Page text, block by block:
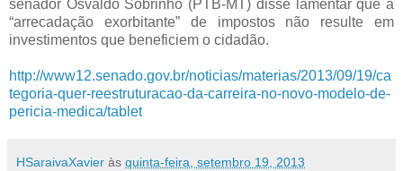
senador Osvaldo Sobrinho (PTB-MT) disse lamentar que a
“arrecadação exorbitante” de impostos não resulte em
investimentos que beneficiem o cidadão.
http://www12.senado.gov.br/noticias/materias/2013/09/19/ca
tegoria-quer-reestruturacao-da-carreira-no-novo-modelo-de-
pericia-medica/tablet
HSaraivaXavier às quinta-feira, setembro 19, 2013